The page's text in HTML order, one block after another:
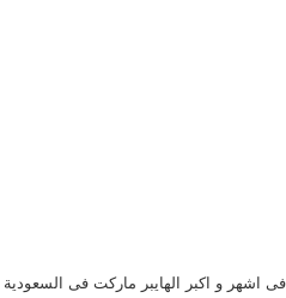
اشهر و اكبر الهايبر ماركت فى